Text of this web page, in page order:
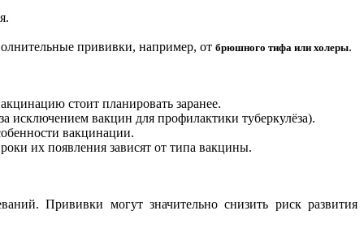
прививки, например, от брюшного тифа или холеры.
стоит планировать заранее.
исключением вакцин для профилактики туберкулёза).
вакцинации.
их появления зависят от типа вакцины.
Прививки могут значительно снизить риск развития